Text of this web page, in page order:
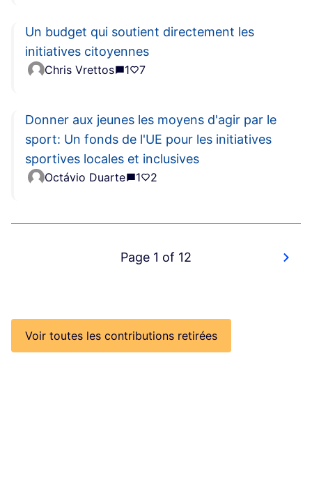
Un budget qui soutient directement les
initiatives citoyennes
Chris Vrettos 1 7
Donner aux jeunes les moyens d'agir par le
sport: Un fonds de l'UE pour les initiatives
sportives locales et inclusives
Octávio Duarte 1 2
Page 1 of 12
Voir toutes les contributions retirées